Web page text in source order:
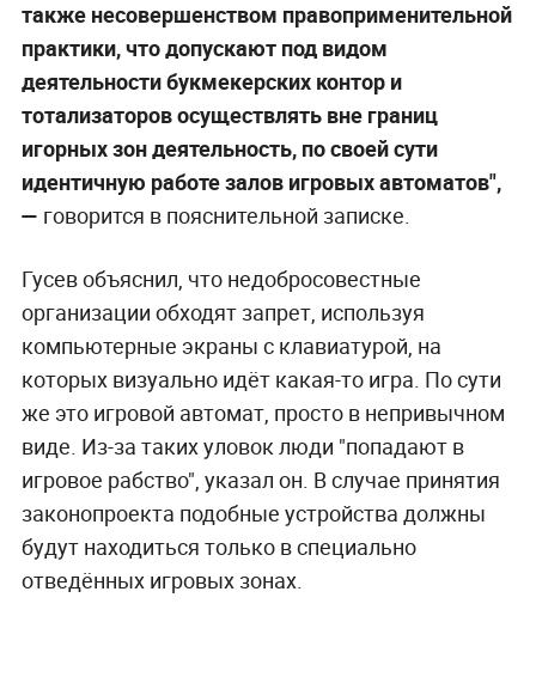
также несовершенством правоприменительной
практики, что допускают под видом
деятельности букмекерских контор и
тотализаторов осуществлять вне границ
игорных зон деятельность, по своей сути
идентичную работе залов игровых автоматов",
— говорится в пояснительной записке.
Гусев объяснил, что недобросовестные
организации обходят запрет, используя
компьютерные экраны с клавиатурой, на
которых визуально идёт какая-то игра. По сути
же это игровой автомат, просто в непривычном
виде. Из-за таких уловок люди "попадают в
игровое рабство", указал он. В случае принятия
законопроекта подобные устройства должны
будут находиться только в специально
отведённых игровых зонах.